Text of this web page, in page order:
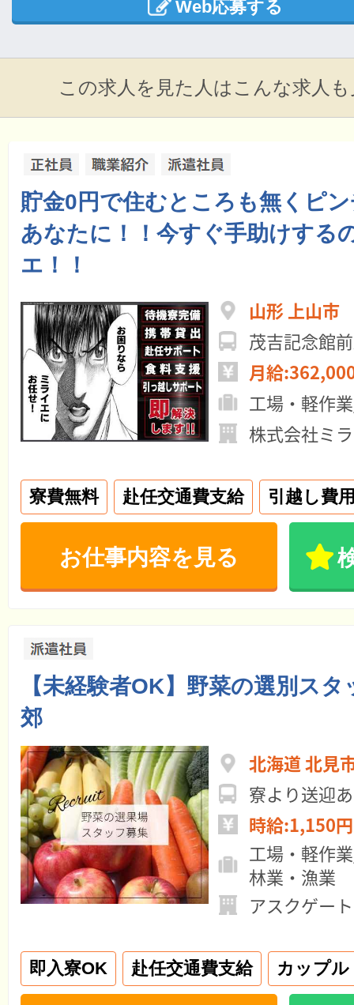
Web応募する
この求人を見た人はこんな求人
貯金0円で住むところも無くピ
あなたに！！今すぐ手助けする
エ！！
山形 上山市
茂吉記念館
月給
工場・軽作
株式会社ミ
寮費無料 赴任交通費支給 引越し費
お仕事内容を見る
【未経験者OK】野菜の選別ス
郊
北海道 北見
寮より送迎
時給:1,150
工場・軽作
林業・漁業
アスクゲー
即入寮OK 赴任交通費支給 カップル